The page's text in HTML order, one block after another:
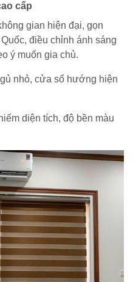
cấp
gian hiện đại, gọn
điều chỉnh ánh sáng
ý muốn gia chủ.
nhỏ, cửa sổ hướng hiện
diện tích, độ bền màu